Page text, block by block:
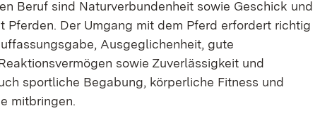
Beruf sind Naturverbundenheit sowie Geschick und
Pferden. Der Umgang mit dem Pferd erfordert richtig
Ausgeglichenheit, gute
sowie Zuverlässigkeit und
sportliche Begabung, körperliche Fitness und
mitbringen.